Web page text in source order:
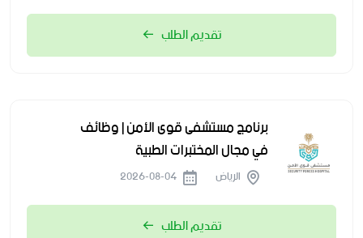
تقديم الطلب
برنامج مستشفى قوى الأمن | وظائف
في مجال المختبرات الطبية
الرياض
تقديم الطلب